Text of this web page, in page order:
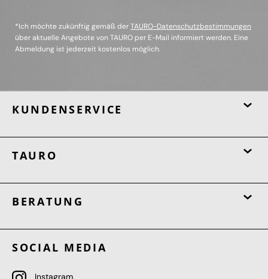
*Ich möchte zukünftig gemäß derTAURO-Datenschutzbestimmungen
über aktuelle Angebote von TAURO per E-Mail informiert werden. Eine
Abmeldung ist jederzeit kostenlos möglich.
KUNDENSERVICE
TAURO
BERATUNG
SOCIAL MEDIA
Instagram